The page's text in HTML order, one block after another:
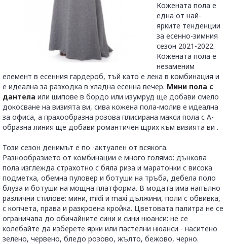
Кожената пола е
една от най-
ярките тенденции
за есенно-зимния
сезон 2021-2022.
Кожената пола е
незаменим
елемент в есенния гардероб, тъй като е лека в комбинация и
е идеална за разходка в хладна есенна вечер. Мини пола с
дантела или шипове в бордо или изумруд ще добави смело
докосване на визията ви, сива кожена пола-молив е идеална
за офиса, а прахообразна розова плисирана макси пола с А-
образна линия ще добави романтичен щрих към визията ви .
Този сезон денимът е по -актуален от всякога.
Разнообразието от комбинации е много голямо: дънкова
пола изглежда страхотно с бяла риза и маратонки с висока
подметка, обемна пуловер и ботуши на тръба, дебела поло
блуза и ботуши на мощна платформа. В модата има напълно
различни стилове: мини, midi и maxi дължини, поли с обвивка,
с копчета, права и разкроена кройка. Цветовата палитра не се
ограничава до обичайните сини и сини нюанси: не се
колебайте да изберете ярки или пастелни нюанси - наситено
зелено, червено, бледо розово, жълто, бежово, черно.